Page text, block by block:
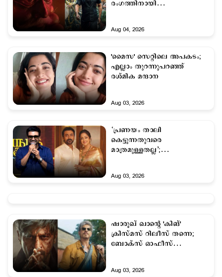
രംഗത്തിനായി
Aug 04, 2026
'മൈസ' സെറ്റിലെ അപകടം;
എല്ലാം തുറന്നുപറഞ്ഞ്
രശ്മിക മന്ദാന
Aug 03, 2026
‘പ്രണയം താലി
കെട്ടുന്നതുവരെ
മാത്രമുള്ളതല്ല’;
Aug 03, 2026
ഷാരൂഖ് ഖാന്‍റെ 'കിങ്'
ക്രിസ്മസ് റിലീസ് തന്നെ;
ബോക്സ് ഓഫീസ്
Aug 03, 2026